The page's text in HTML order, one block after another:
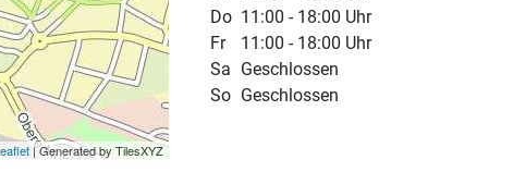
| Generated by TilesXYZ
Do 11:00 - 18:00 Uhr
Fr
11:00 - 18:00 Uhr
Sa Geschlossen
So Geschlossen